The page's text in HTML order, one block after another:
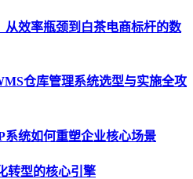
从效率瓶颈到白茶电商标杆的数
仓库管理系统选型与实施全攻
系统如何重塑企业核心场景
转型的核心引擎